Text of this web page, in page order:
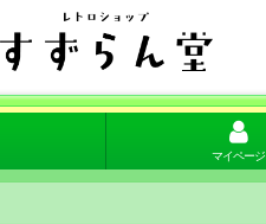
マイページ